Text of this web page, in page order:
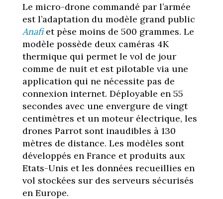
Le micro-drone commandé par l’armée
est l’adaptation du modèle grand public
Anafiet pèse moins de 500 grammes. Le
modèle possède deux caméras 4K
thermique qui permet le vol de jour
comme de nuit et est pilotable via une
application qui ne nécessite pas de
connexion internet. Déployable en 55
secondes avec une envergure de vingt
centimètres et un moteur électrique, les
drones Parrot sont inaudibles à 130
mètres de distance. Les modèles sont
développés en France et produits aux
Etats-Unis et les données recueillies en
vol stockées sur des serveurs sécurisés
en Europe.